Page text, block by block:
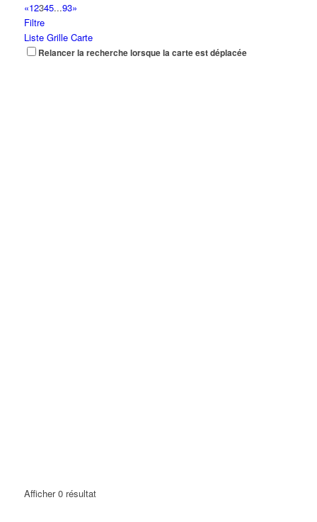
«12345...93»
Filtre
Liste Grille Carte
Relancer la recherche lorsque la carte est déplacée
Afficher 0 résultat